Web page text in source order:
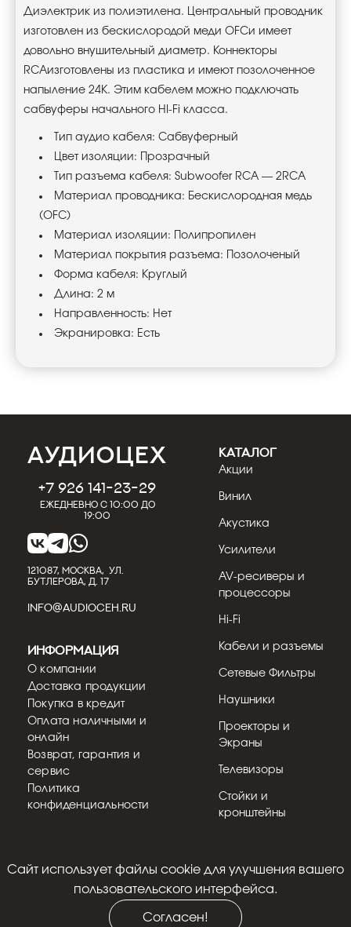
Диэлектрик из полиэтилена. Центральный проводник
изготовлен из бескислородой меди OFCи имеет
довольно внушительный диаметр. Коннекторы
RCAизготовлены из пластика и имеют позолоченное
напыление 24К. Этим кабелем можно подключать
сабвуферы начального HI-Fi класса.
Тип аудио кабеля: Сабвуферный
Цвет изоляции: Прозрачный
Тип разъема кабеля: Subwoofer RCA — 2RCA
Материал проводника: Беcкислородная медь
(OFC)
Материал изоляции: Полипропилен
Материал покрытия разъема: Позолоченый
Форма кабеля: Круглый
Длина: 2 м
Направленность: Нет
Экранировка: Есть
+7 926 141-23-29
Ежедневно с 10:00 до
19:00
121087, МОСКВА, УЛ.
БУТЛЕРОВА, Д. 17
INFO@AUDIOCEH.RU
КАТАЛОГ
Акции
Винил
Акустика
Усилители
AV-ресиверы и
процессоры
Hi-Fi
Кабели и разъемы
Сетевые Фильтры
Наушники
Проекторы и
Экраны
Телевизоры
Стойки и
кронштейны
Информация
О компании
Доставка продукции
Покупка в кредит
Оплата наличными и
онлайн
Возврат, гарантия и
сервис
Политика
конфиденциальности
© 2018 - 2026
Cайт использует файлы cookie для улучшения вашего
пользовательского интерфейса.
Согласен!